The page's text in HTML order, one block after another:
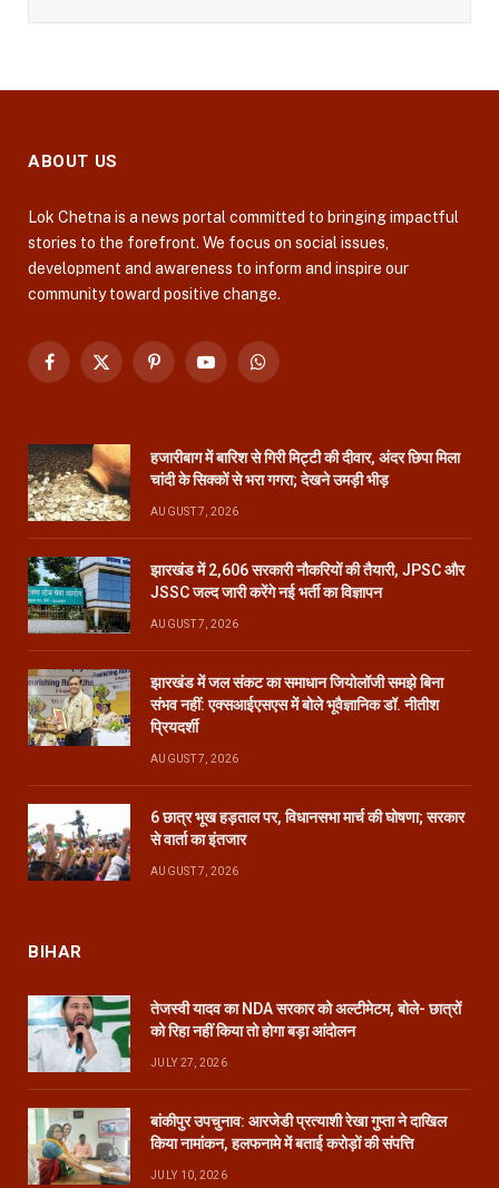
ABOUT US
Lok Chetna is a news portal committed to bringing impactful
stories to the forefront. We focus on social issues,
development and awareness to inform and inspire our
community toward positive change.
Facebook
X
PinterestYouTubeWhatsApp
हजारीबाग में बारिश से गिरी मिट्टी की दीवार, अंदर छिपा मिला
चांदी के सिक्कों से भरा गगरा; देखने उमड़ी भीड़
AUGUST 7, 2026
झारखंड में 2,606 सरकारी नौकरियों की तैयारी, JPSC और
JSSC जल्द जारी करेंगे नई भर्ती का विज्ञापन
AUGUST 7, 2026
झारखंड में जल संकट का समाधान जियोलॉजी समझे बिना
संभव नहीं: एक्सआईएसएस में बोले भूवैज्ञानिक डॉ. नीतीश
प्रियदर्शी
AUGUST 7, 2026
6 छात्र भूख हड़ताल पर, विधानसभा मार्च की घोषणा; सरकार
से वार्ता का इंतजार
AUGUST 7, 2026
BIHAR
तेजस्वी यादव का NDA सरकार को अल्टीमेटम, बोले- छात्रों
को रिहा नहीं किया तो होगा बड़ा आंदोलन
JULY 27, 2026
बांकीपुर उपचुनाव: आरजेडी प्रत्याशी रेखा गुप्ता ने दाखिल
किया नामांकन, हलफनामे में बताई करोड़ों की संपत्ति
JULY 10, 2026